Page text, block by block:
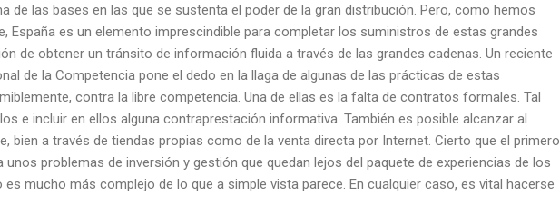
de las bases en las que se sustenta el poder de la gran distribución. Pero, como hemos
España es un elemento imprescindible para completar los suministros de estas grandes
de obtener un tránsito de información fluida a través de las grandes cadenas. Un reciente
de la Competencia pone el dedo en la llaga de algunas de las prácticas de estas
contra la libre competencia. Una de ellas es la falta de contratos formales. Tal
e incluir en ellos alguna contraprestación informativa. También es posible alcanzar al
bien a través de tiendas propias como de la venta directa por Internet. Cierto que el primero
problemas de inversión y gestión que quedan lejos del paquete de experiencias de los
es mucho más complejo de lo que a simple vista parece. En cualquier caso, es vital hacerse